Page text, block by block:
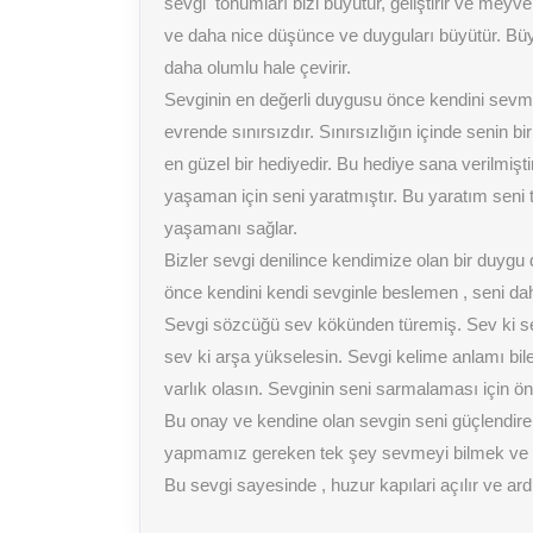
ve daha nice düşünce ve duyguları büyütür.
daha olumlu hale çevirir.
Sevginin en değerli duygusu önce kendini
evrende sınırsızdır. Sınırsızlığın içinde
en güzel bir hediyedir. Bu hediye sana
yaşaman için seni yaratmıştır. Bu yaratım
yaşamanı sağlar.
Bizler sevgi denilince kendimize olan bir duygu
önce kendini kendi sevginle beslemen , seni
Sevgi sözcüğü sev kökünden türemiş. Sev ki
sev ki arşa yükselesin. Sevgi kelime anlamı
varlık olasın. Sevginin seni sarmalaması için
Bu onay ve kendine olan sevgin seni
yapmamız gereken tek şey sevmeyi bilmek
Bu sevgi sayesinde , huzur kapılari açılır ve